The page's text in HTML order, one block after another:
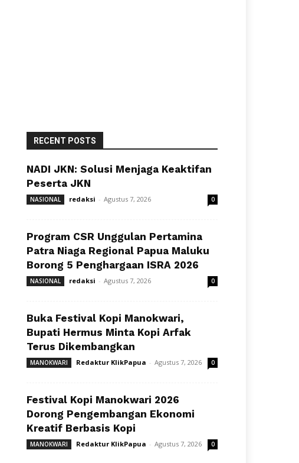
RECENT POSTS
NADI JKN: Solusi Menjaga Keaktifan
Peserta JKN
NASIONAL redaksi - Agustus 7, 2026 0
Program CSR Unggulan Pertamina
Patra Niaga Regional Papua Maluku
Borong 5 Penghargaan ISRA 2026
NASIONAL redaksi - Agustus 7, 2026 0
Buka Festival Kopi Manokwari,
Bupati Hermus Minta Kopi Arfak
Terus Dikembangkan
MANOKWARI Redaktur KlikPapua - Agustus 7, 2026 0
Festival Kopi Manokwari 2026
Dorong Pengembangan Ekonomi
Kreatif Berbasis Kopi
MANOKWARI Redaktur KlikPapua - Agustus 7, 2026 0